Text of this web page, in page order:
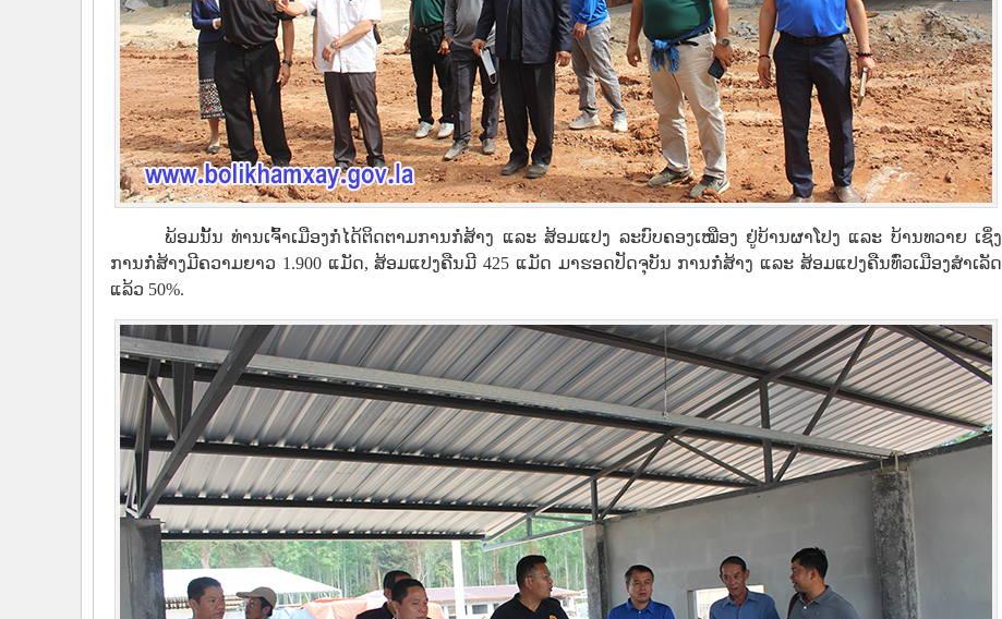
ພ້ອມນັ້ນ ທ່ານເຈົ້າເມືອງກໍ່ໄດ້ຕິດຕາມການກໍ່ສ້າງ ແລະ ສ້ອມແປງ ລະບົບຄອງເໝືອງ ຢູ່ບ້ານຜາໂປງ ແລະ ບ້ານທວາຍ ເຊິ່ງ
ການກໍ່ສ້າງມີຄວາມຍາວ 1.900 ແມັດ, ສ້ອມແປງຄືນມີ 425 ແມັດ ມາຮອດປັດຈຸບັນ ການກໍ່ສ້າງ ແລະ ສ້ອມແປງຄືນທົ່ວເມືອງສໍາເລັດ
ແລ້ວ 50%.